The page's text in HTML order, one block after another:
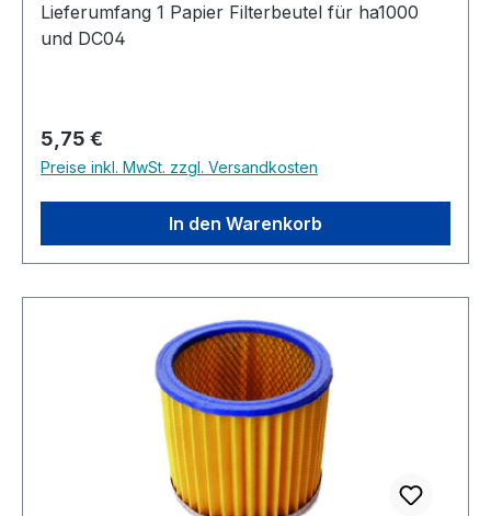
Lieferumfang 1 Papier Filterbeutel für ha1000
und DC04
Regulärer Preis:
5,75 €
Preise inkl. MwSt. zzgl. Versandkosten
In den Warenkorb